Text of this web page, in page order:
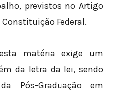
previstos no Artigo
Constituição Federal.
matéria exige um
da letra da lei, sendo
Pós-Graduação em